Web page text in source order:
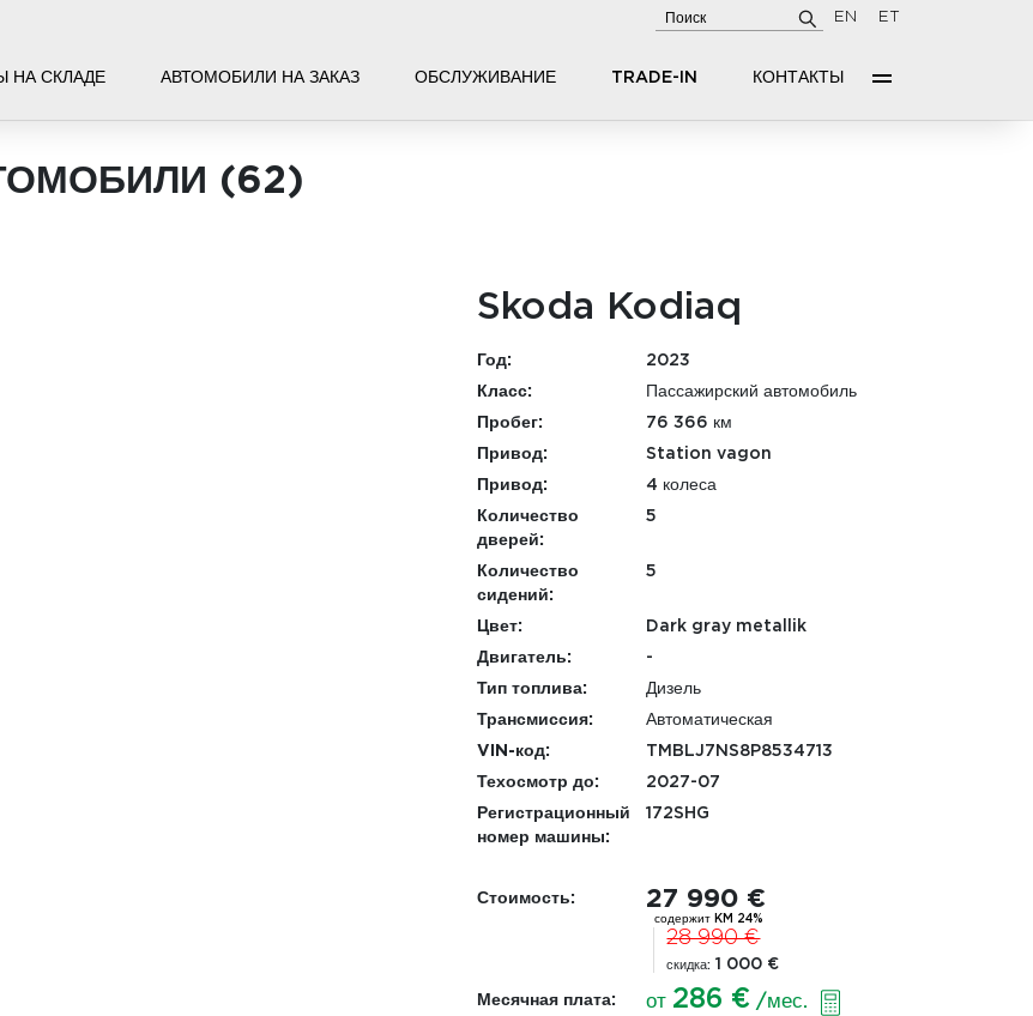
НА СКЛАДЕ АВТОМОБИЛИ НА ЗАКАЗ ОБСЛУЖИВАНИЕ TRADE-IN КОНТАКТЫ
EN ET
(62)
Skoda Kodiaq
Год:
2023
Класс:
Пассажирский автомобиль
Пробег:
76 366 км
Привод:
Station vagon
Привод:
4 колеса
Количество
дверей:
5
Количество
сидений:
5
Цвет:
Dark gray metallik
Двигатель:
-
Тип топлива:
Дизель
Трансмиссия:
Автоматическая
VIN-код:
TMBLJ7NS8P8534713
Техосмотр до:
2027-07
Регистрационный
номер машины:
172SHG
Стоимость: 27 990 €
содержит KM 24%
28 990 €
скидка: 1 000 €
Месячная плата: от 286 € /мес.